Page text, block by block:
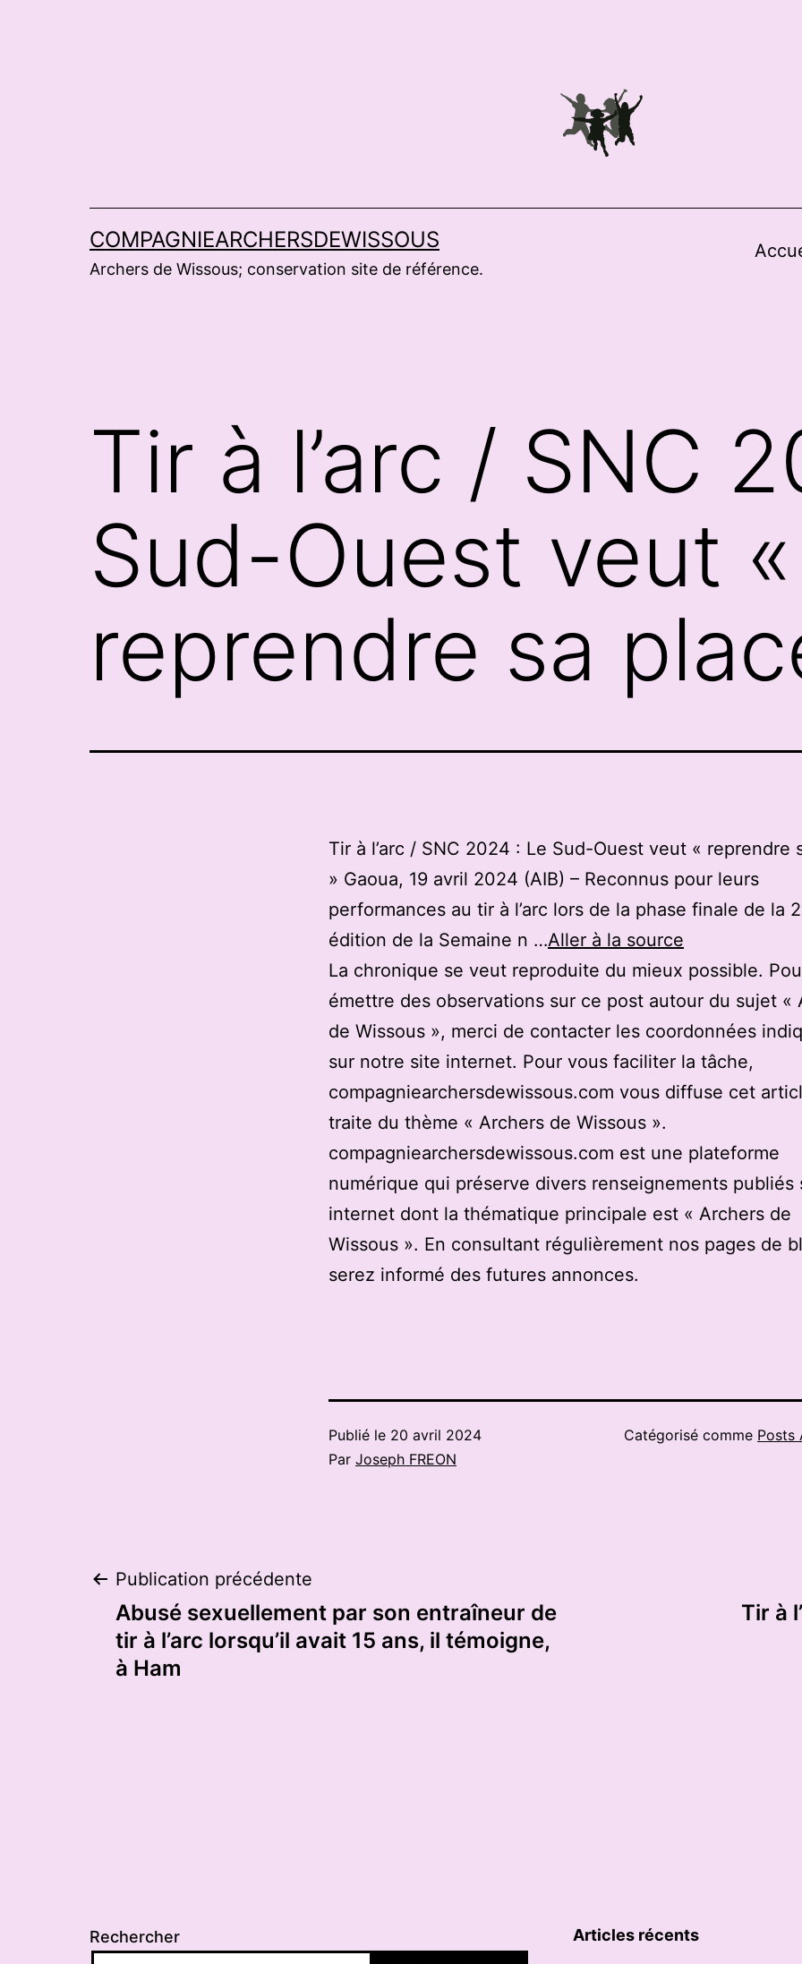
COMPAGNIEARCHERSDEWISSOUS
Archers de Wissous; conservation site de référence.
Tir à l’arc / SNC
Sud-Ouest veut «
reprendre sa
Tir à l’arc / SNC 2024 : Le Sud-Ouest veut « reprendre
» Gaoua, 19 avril 2024 (AIB) – Reconnus pour leurs
performances au tir à l’arc lors de la phase finale de la
édition de la Semaine n …Aller à la source
La chronique se veut reproduite du mieux possible.
émettre des observations sur ce post autour du sujet «
de Wissous », merci de contacter les coordonnées
sur notre site internet. Pour vous faciliter la tâche,
compagniearchersdewissous.com vous diffuse cet
traite du thème « Archers de Wissous ».
compagniearchersdewissous.com est une plateforme
numérique qui préserve divers renseignements publiés
internet dont la thématique principale est « Archers de
Wissous ». En consultant régulièrement nos pages de
serez informé des futures annonces.
Publié le 20 avril 2024
Par Joseph FREON
Catégorisé comme Posts
Navigation
de
Publication précédente
Abusé sexuellement par son entraîneur de
tir à l’arc lorsqu’il avait 15 ans, il témoigne,
à Ham
Tir à
Rechercher Articles récents